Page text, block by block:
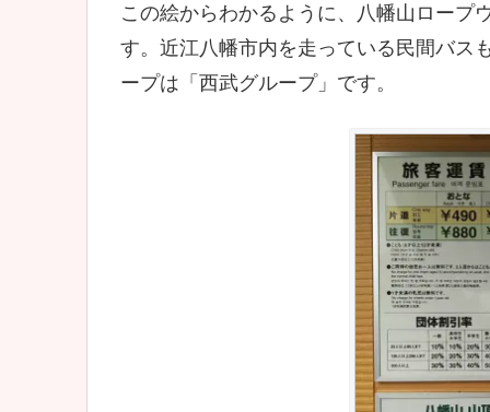
この絵からわかるように、八幡山ロープ
す。近江八幡市内を走っている民間バス
ープは「西武グループ」です。